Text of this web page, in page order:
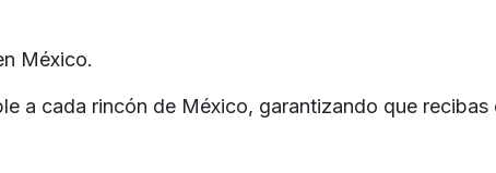
México.
a cada rincón de México, garantizando que recibas